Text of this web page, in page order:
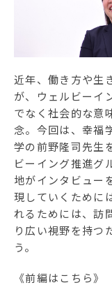
ソフィア
訪問看護
採用情報
近年、働き方や生
が、ウェルビー
でなく社会的な意
念。今回は、幸福
学の前野隆司先生
ビーイング推進グ
地がインタビュー
現していくために
れるためには、訪
り広い視野を持つ
う。
《前編はこちら》